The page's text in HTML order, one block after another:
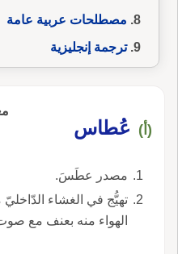
مصطلحات عربية عامة
ترجمة إنجليزية
(أ) عُطاس
مصدر عطَسَ.
تهيُّج في الغشاء الدّاخليّ
الهواء منه بعنف مع